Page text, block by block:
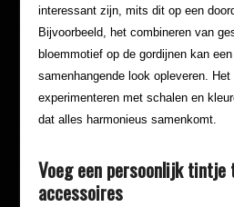
interessant zijn, mits dit op een
Bijvoorbeeld, het combineren van
bloemmotief op de gordijnen kan
samenhangende look opleveren.
experimenteren met schalen en
dat alles harmonieus samenkomt.
Voeg een persoonlijk tintje
accessoires